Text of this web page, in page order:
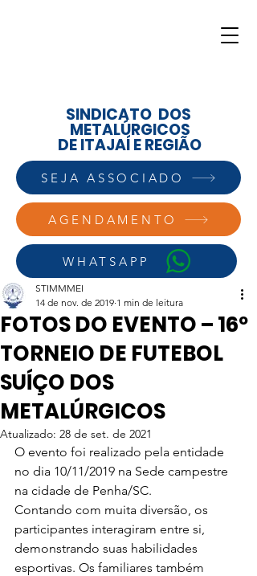
AGENDAMENTO
WHATSAPP
SINDICATO DOS
METALÚRGICOS
DE ITAJAÍ E REGIÃO
SEJA ASSOCIADO
FOTOS DO EVENTO – 16º
TORNEIO DE FUTEBOL
SUÍÇO DOS
METALÚRGICOS
STIMMMEI
14 de nov. de 2019 1 min de leitura
Atualizado: 28 de set. de 2021
O evento foi realizado pela entidade
no dia 10/11/2019 na Sede campestre
na cidade de Penha/SC.
Contando com muita diversão, os
participantes interagiram entre si,
demonstrando suas habilidades
esportivas. Os familiares também